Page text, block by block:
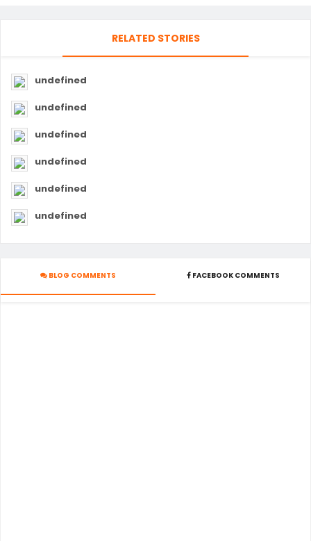
RELATED STORIES
undefined
undefined
undefined
undefined
undefined
undefined
BLOG COMMENTS FACEBOOK COMMENTS